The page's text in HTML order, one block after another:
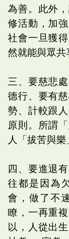
為善。此外
修活動，加
社會一旦獲
然就能與眾共
三、要慈悲
德行、要有
勢、計較跟
原則。所謂
人「拔苦與
四、要進退
往都是因為
會，做了不
瞭，一再重
以，人從出